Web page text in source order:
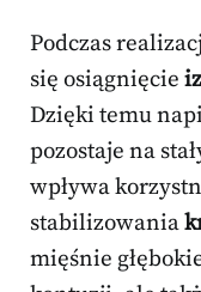
Podczas
się osiągnięcie
Dzięki temu
pozostaje na
wpływa
stabilizowania
mięśnie